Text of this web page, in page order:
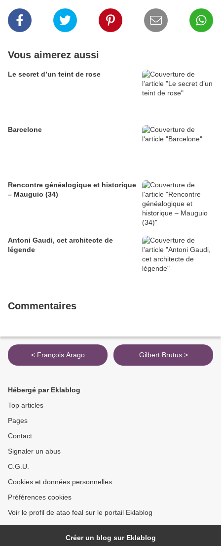
Vous aimerez aussi
Le secret d’un teint de rose
Barcelone
Rencontre généalogique et historique
– Mauguio (34)
Antoni Gaudi, cet architecte de
légende
Commentaires
< François Arago Gilbert Brutus >
Hébergé par Eklablog
Top articles
Pages
Contact
Signaler un abus
C.G.U.
Cookies et données personnelles
Préférences cookies
Voir le profil de atao feal sur le portail Eklablog
Créer un blog sur Eklablog